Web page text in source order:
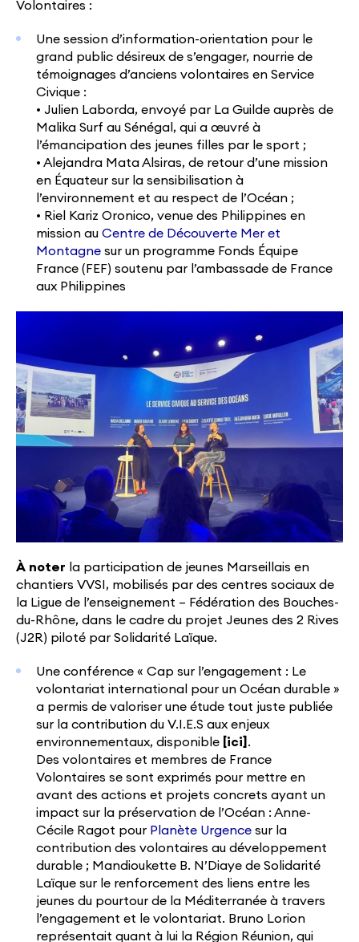
Volontaires :
Une session d’information-orientation pour le
grand public désireux de s’engager, nourrie de
témoignages d’anciens volontaires en Service
Civique :
• Julien Laborda, envoyé par La Guilde auprès de
Malika Surf au Sénégal, qui a œuvré à
l’émancipation des jeunes filles par le sport ;
• Alejandra Mata Alsiras, de retour d’une mission
en Équateur sur la sensibilisation à
l’environnement et au respect de l’Océan ;
• Riel Kariz Oronico, venue des Philippines en
mission au Centre de Découverte Mer et
Montagne sur un programme Fonds Équipe
France (FEF) soutenu par l’ambassade de France
aux Philippines
À noter la participation de jeunes Marseillais en
chantiers VVSI, mobilisés par des centres sociaux de
la Ligue de l’enseignement – Fédération des Bouches-
du-Rhône, dans le cadre du projet Jeunes des 2 Rives
(J2R) piloté par Solidarité Laïque.
Une conférence « Cap sur l’engagement : Le
volontariat international pour un Océan durable »
a permis de valoriser une étude tout juste publiée
sur la contribution du V.I.E.S aux enjeux
environnementaux, disponible
[ici] .
Des volontaires et membres de France
Volontaires se sont exprimés pour mettre en
avant des actions et projets concrets ayant un
impact sur la préservation de l’Océan : Anne-
Cécile Ragot pour Planète Urgence sur la
contribution des volontaires au développement
durable ; Mandioukette B. N’Diaye de Solidarité
Laïque sur le renforcement des liens entre les
jeunes du pourtour de la Méditerranée à travers
l’engagement et le volontariat. Bruno Lorion
représentait quant à lui la Région Réunion, qui